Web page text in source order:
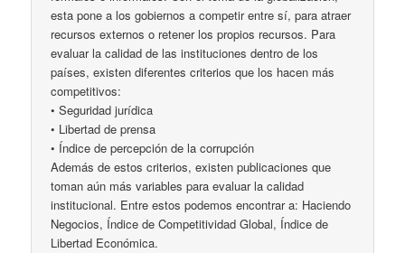
esta pone a los gobiernos a competir entre sí, para atraer
recursos externos o retener los propios recursos. Para
evaluar la calidad de las instituciones dentro de los
países, existen diferentes criterios que los hacen más
competitivos:
• Seguridad jurídica
• Libertad de prensa
• Índice de percepción de la corrupción
Además de estos criterios, existen publicaciones que
toman aún más variables para evaluar la calidad
institucional. Entre estos podemos encontrar a: Haciendo
Negocios, Índice de Competitividad Global, Índice de
Libertad Económica.